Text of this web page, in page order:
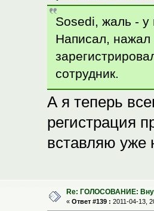
Sosedi, жаль - у
Написал, нажал
сотрудник.
А я теперь
регистрация
вставляю уже
Re: ГОЛОСОВАНИЕ:
« Ответ #139 : 2011-04-13,